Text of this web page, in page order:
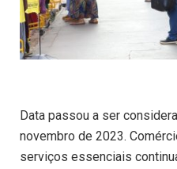
Data passou a ser
novembro de 2023.
serviços essenciais